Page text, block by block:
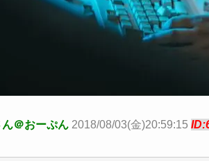
＠おーぷん 2018/08/03(金)20:59:15